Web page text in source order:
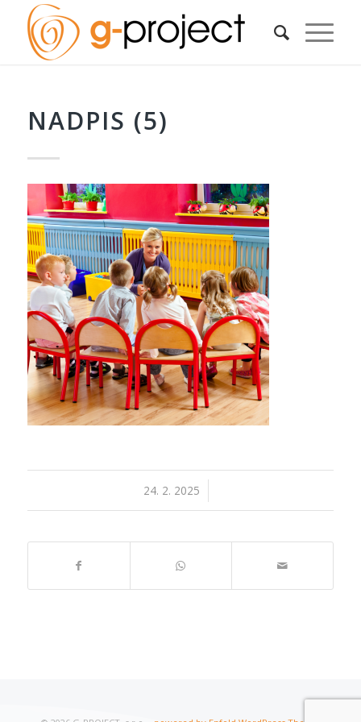
NADPIS (5)
24. 2. 2025
/